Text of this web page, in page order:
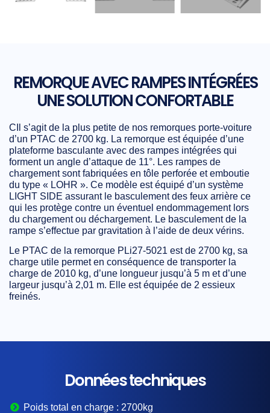
REMORQUE AVEC RAMPES INTÉGRÉES
UNE SOLUTION CONFORTABLE
CIl s’agit de la plus petite de nos remorques porte-voiture
d’un PTAC de 2700 kg. La remorque est équipée d’une
plateforme basculante avec des rampes intégrées qui
forment un angle d’attaque de 11°. Les rampes de
chargement sont fabriquées en tôle perforée et emboutie
du type « LOHR ». Ce modèle est équipé d’un système
LIGHT SIDE assurant le basculement des feux arrière ce
qui les protège contre un éventuel endommagement lors
du chargement ou déchargement. Le basculement de la
rampe s’effectue par gravitation à l’aide de deux vérins.
Le PTAC de la remorque PLi27-5021 est de 2700 kg, sa
charge utile permet en conséquence de transporter la
charge de 2010 kg, d’une longueur jusqu’à 5 m et d’une
largeur jusqu’à 2,01 m. Elle est équipée de 2 essieux
freinés.
Données techniques
Poids total en charge : 2700kg